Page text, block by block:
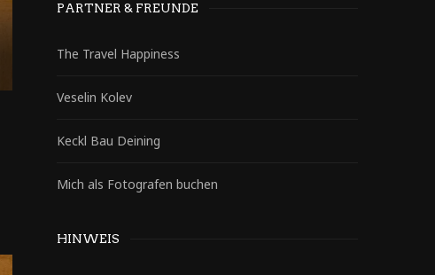
PARTNER & FREUNDE
The Travel Happiness
Veselin Kolev
Keckl Bau Deining
Mich als Fotografen buchen
HINWEIS